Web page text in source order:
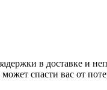
в доставке и
спасти вас от